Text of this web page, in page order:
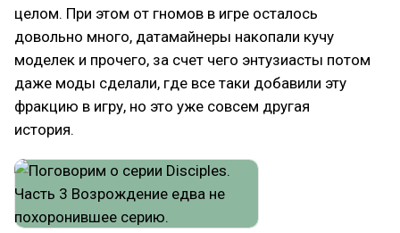
целом. При этом от гномов в игре осталось
довольно много, датамайнеры накопали кучу
моделек и прочего, за счет чего энтузиасты потом
даже моды сделали, где все таки добавили эту
фракцию в игру, но это уже совсем другая
история.